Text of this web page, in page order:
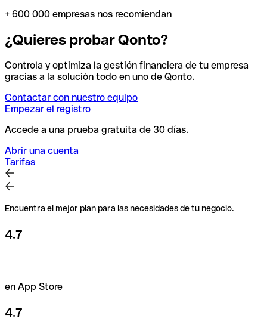
+ 600 000 empresas nos recomiendan
¿Quieres probar Qonto?
Controla y optimiza la gestión financiera de tu empresa
gracias a la solución todo en uno de Qonto.
Contactar con nuestro equipo
Empezar el registro
Accede a una prueba gratuita de 30 días.
Abrir una cuenta
Tarifas
Encuentra el mejor plan para las necesidades de tu negocio.
4.7
en App Store
4.7